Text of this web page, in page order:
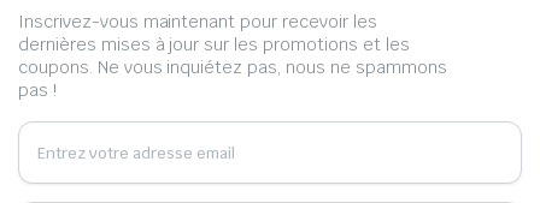
Inscrivez-vous maintenant pour recevoir les
dernières mises à jour sur les promotions et les
coupons. Ne vous inquiétez pas, nous ne spammons
pas !